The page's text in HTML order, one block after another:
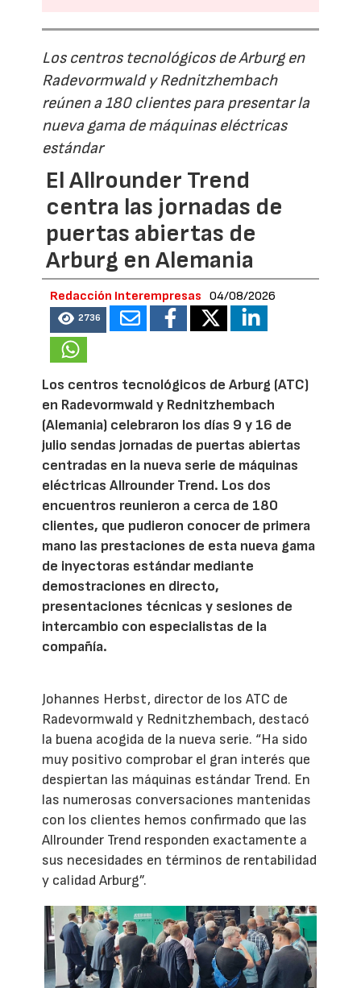
Los centros tecnológicos de Arburg en
Radevormwald y Rednitzhembach
reúnen a 180 clientes para presentar la
nueva gama de máquinas eléctricas
estándar
El Allrounder Trend
centra las jornadas de
puertas abiertas de
Arburg en Alemania
Redacción Interempresas 04/08/2026
2736
Los centros tecnológicos de Arburg (ATC)
en Radevormwald y Rednitzhembach
(Alemania) celebraron los días 9 y 16 de
julio sendas jornadas de puertas abiertas
centradas en la nueva serie de máquinas
eléctricas Allrounder Trend. Los dos
encuentros reunieron a cerca de 180
clientes, que pudieron conocer de primera
mano las prestaciones de esta nueva gama
de inyectoras estándar mediante
demostraciones en directo,
presentaciones técnicas y sesiones de
intercambio con especialistas de la
compañía.
Johannes Herbst, director de los ATC de
Radevormwald y Rednitzhembach, destacó
la buena acogida de la nueva serie. “Ha sido
muy positivo comprobar el gran interés que
despiertan las máquinas estándar Trend. En
las numerosas conversaciones mantenidas
con los clientes hemos confirmado que las
Allrounder Trend responden exactamente a
sus necesidades en términos de rentabilidad
y calidad Arburg”.